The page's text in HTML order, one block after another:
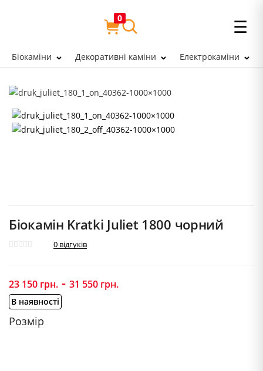
☰
0
Біокаміни Декоративні каміни Електрокаміни
Біокамін Kratki Juliet 1800 чорний
0 відгуків
23 150 грн. - 31 550 грн.
В наявності
Розмір